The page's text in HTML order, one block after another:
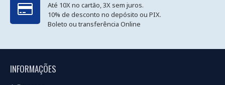
Até 10X no cartão, 3X sem juros.
10% de desconto no depósito ou PIX.
Boleto ou transferência Online
INFORMAÇÕES